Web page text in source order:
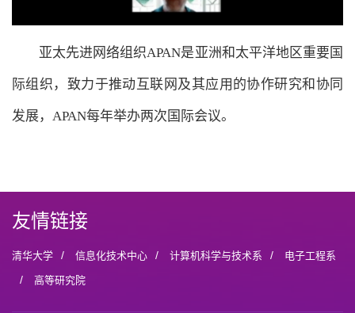
亚太先进网络组织APAN是亚洲和太平洋地区重要国
际组织，致力于推动互联网及其应用的协作研究和协同
发展，APAN每年举办两次国际会议。
友情链接
清华大学 / 信息化技术中心 / 计算机科学与技术系 / 电子工程系
/ 高等研究院